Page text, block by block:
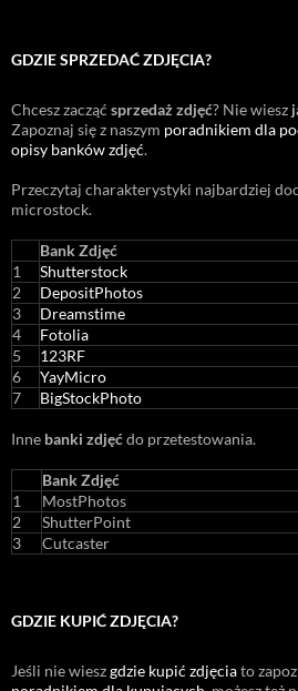
GDZIE SPRZEDAĆ ZDJĘCIA?
Chcesz zacząć sprzedaż zdjęć? Nie wiesz
Zapoznaj się z naszym poradnikiem dla
opisy banków zdjęć.
Przeczytaj charakterystyki najbardziej
microstock.
Bank Zdjęć
1
Shutterstock
2
DepositPhotos
3
Dreamstime
4
Fotolia
5
123RF
6
YayMicro
7
BigStockPhoto
Inne banki zdjęćdo przetestowania.
Bank Zdjęć
1
MostPhotos
2
ShutterPoint
3
Cutcaster
GDZIE KUPIĆ ZDJĘCIA?
Jeśli nie wieszgdzie kupić zdjęciato